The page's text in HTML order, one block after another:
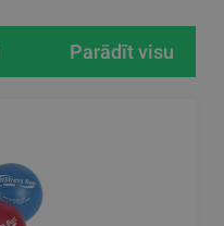
Parādīt visu